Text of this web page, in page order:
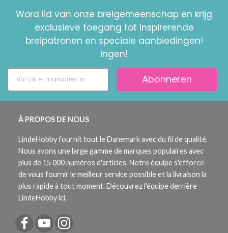
Word lid van onze breigemeenschap en krijg
exclusieve toegang tot inspirerende
breipatronen en speciale aanbiedingen!
ingen!
Abonneren
À PROPOS DE NOUS
LindeHobby fournit tout le Danemark avec du fil de qualité.
Nous avons une large gamme de marques populaires avec
plus de 15 000 numéros d'articles. Notre équipe s'efforce
de vous fournir le meilleur service possible et la livraison la
plus rapide à tout moment. Découvrez l'équipe derrière
LindeHobby ici.